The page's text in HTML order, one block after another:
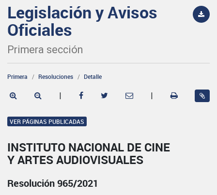
Legislación y Avisos
Oficiales
Primera sección
Primera Resoluciones Detalle
| |
VER PÁGINAS PUBLICADAS
INSTITUTO NACIONAL DE CINE
Y ARTES AUDIOVISUALES
Resolución 965/2021